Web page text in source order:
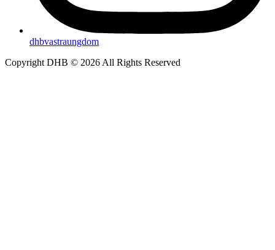
dhbvastraungdom
Copyright DHB © 2026 All Rights Reserved